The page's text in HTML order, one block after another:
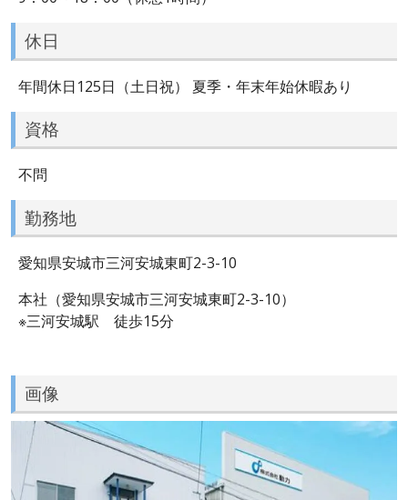
休日
年間休日125日（土日祝） 夏季・年末年始休暇あり
資格
不問
勤務地
愛知県安城市三河安城東町2-3-10
本社（愛知県安城市三河安城東町2-3-10）
※三河安城駅 徒歩15分
画像